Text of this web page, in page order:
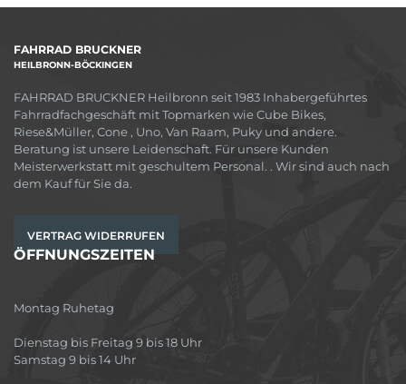
FAHRRAD BRUCKNER
HEILBRONN-BÖCKINGEN
FAHRRAD BRUCKNER Heilbronn seit 1983 Inhabergeführtes
Fahrradfachgeschäft mit Topmarken wie Cube Bikes,
Riese&Müller, Cone , Uno, Van Raam, Puky und andere.
Beratung ist unsere Leidenschaft. Für unsere Kunden
Meisterwerkstatt mit geschultem Personal. . Wir sind auch nach
dem Kauf für Sie da.
VERTRAG WIDERRUFEN
ÖFFNUNGSZEITEN
Montag Ruhetag
Dienstag bis Freitag 9 bis 18 Uhr
Samstag 9 bis 14 Uhr